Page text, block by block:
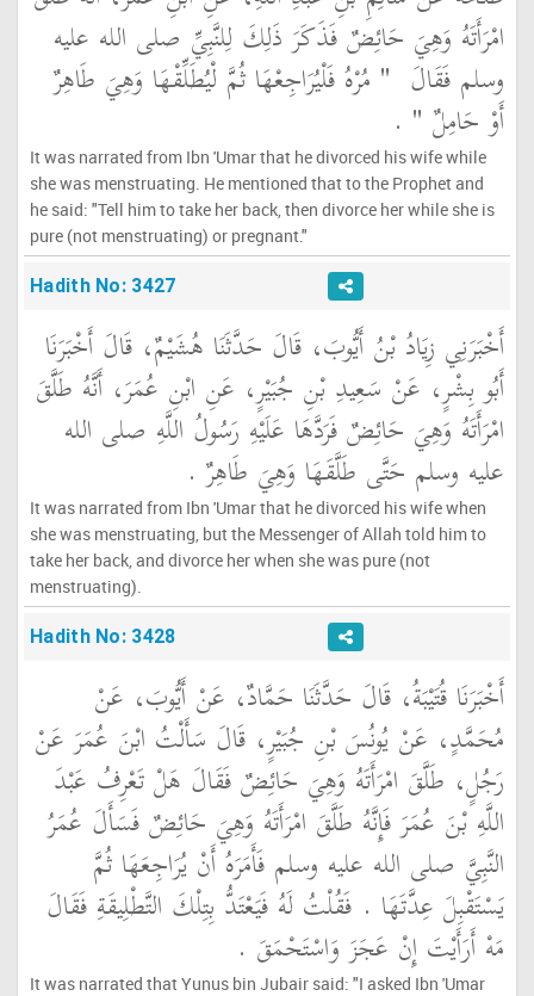
امْرَأَتَهُ وَهِيَ حَائِضٌ فَذَكَرَ ذَلِكَ لِلنَّبِيِّ صلى الله عليه
وسلم فَقَالَ ‏ "‏ مُرْهُ فَلْيُرَاجِعْهَا ثُمَّ لْيُطَلِّقْهَا وَهِيَ طَاهِرٌ
أَوْ حَامِلٌ ‏" ‏ ‏.‏
It was narrated from Ibn 'Umar that he divorced his wife while
she was menstruating. He mentioned that to the Prophet and
he said: "Tell him to take her back, then divorce her while she is
pure (not menstruating) or pregnant."
Hadith No: 3427
أَخْبَرَنِي زِيَادُ بْنُ أَيُّوبَ، قَالَ حَدَّثَنَا هُشَيْمٌ، قَالَ أَخْبَرَنَا
أَبُو بِشْرٍ، عَنْ سَعِيدِ بْنِ جُبَيْرٍ، عَنِ ابْنِ عُمَرَ، أَنَّهُ طَلَّقَ
امْرَأَتَهُ وَهِيَ حَائِضٌ فَرَدَّهَا عَلَيْهِ رَسُولُ اللَّهِ صلى الله
عليه وسلم حَتَّى طَلَّقَهَا وَهِيَ طَاهِرٌ ‏.‏
It was narrated from Ibn 'Umar that he divorced his wife when
she was menstruating, but the Messenger of Allah told him to
take her back, and divorce her when she was pure (not
menstruating).
Hadith No: 3428
أَخْبَرَنَا قُتَيْبَةُ، قَالَ حَدَّثَنَا حَمَّادٌ، عَنْ أَيُّوبَ، عَنْ
مُحَمَّدٍ، عَنْ يُونُسَ بْنِ جُبَيْرٍ، قَالَ سَأَلْتُ ابْنَ عُمَرَ عَنْ
رَجُلٍ، طَلَّقَ امْرَأَتَهُ وَهِيَ حَائِضٌ فَقَالَ هَلْ تَعْرِفُ عَبْدَ
اللَّهِ بْنَ عُمَرَ فَإِنَّهُ طَلَّقَ امْرَأَتَهُ وَهِيَ حَائِضٌ فَسَأَلَ عُمَرُ
النَّبِيَّ صلى الله عليه وسلم فَأَمَرَهُ أَنْ يُرَاجِعَهَا ثُمَّ
يَسْتَقْبِلَ عِدَّتَهَا ‏.‏ فَقُلْتُ لَهُ فَيَعْتَدُّ بِتِلْكَ التَّطْلِيقَةِ فَقَالَ
مَهْ أَرَأَيْتَ إِنْ عَجَزَ وَاسْتَحْمَقَ ‏.‏
It was narrated that Yunus bin Jubair said: "I asked Ibn 'Umar